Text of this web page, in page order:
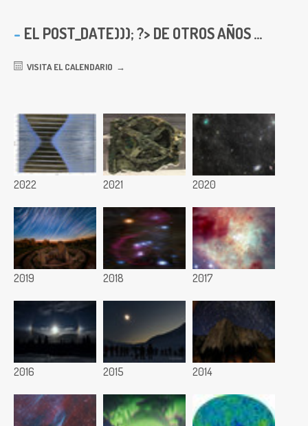
EL POST_DATE))); ?> DE OTROS AÑOS ...
VISITA EL CALENDARIO
2022 2021 2020
2019 2018 2017
2016 2015 2014